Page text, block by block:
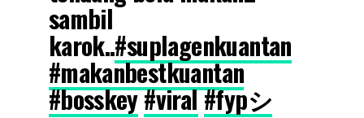
sambil
karok..#suplagenkuantan
#makanbestkuantan
#bosskey#viral#fypシ